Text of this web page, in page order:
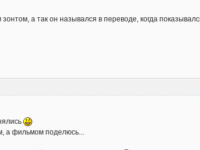
а так он назывался в переводе, когда
а фильмом поделюсь...